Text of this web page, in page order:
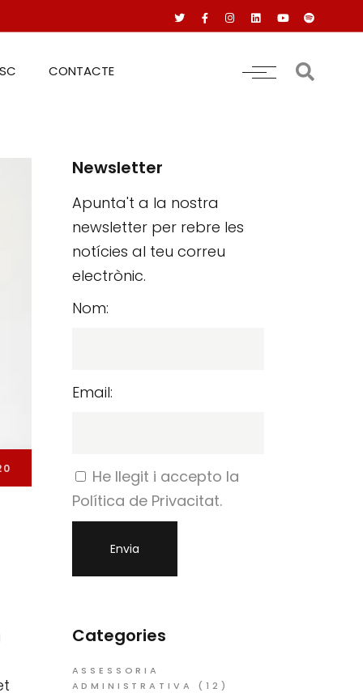
CONTACTE
Newsletter
Apunta't a la nostra
newsletter per rebre les
notícies al teu correu
electrònic.
Nom:
Email:
He llegit i accepto la
Política de Privacitat.
Categories
ASSESSORIA
ADMINISTRATIVA
(12)